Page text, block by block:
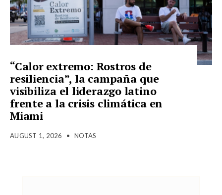
“Calor extremo: Rostros de
resiliencia”, la campaña que
visibiliza el liderazgo latino
frente a la crisis climática en
Miami
AUGUST 1, 2026 • NOTAS